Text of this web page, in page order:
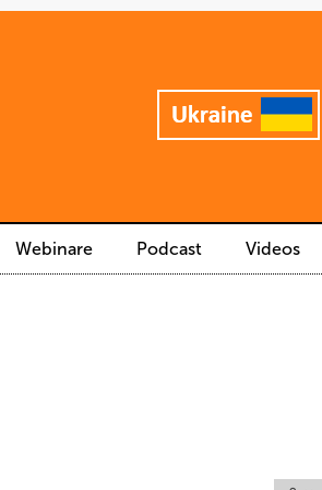
Webinare Podcast Videos